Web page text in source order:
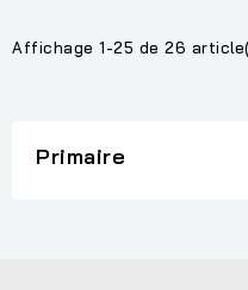
Affichage 1-25 de 26
Primaire